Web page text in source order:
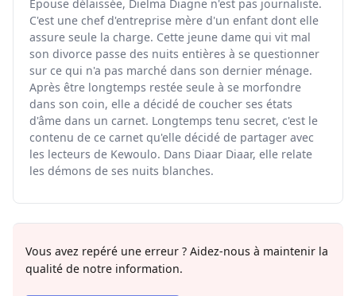
Epouse délaissée, Dielma Diagne n'est pas journaliste.
C'est une chef d'entreprise mère d'un enfant dont elle
assure seule la charge. Cette jeune dame qui vit mal
son divorce passe des nuits entières à se questionner
sur ce qui n'a pas marché dans son dernier ménage.
Après être longtemps restée seule à se morfondre
dans son coin, elle a décidé de coucher ses états
d'âme dans un carnet. Longtemps tenu secret, c'est le
contenu de ce carnet qu'elle décidé de partager avec
les lecteurs de Kewoulo. Dans Diaar Diaar, elle relate
les démons de ses nuits blanches.
Vous avez repéré une erreur ? Aidez-nous à maintenir la
qualité de notre information.